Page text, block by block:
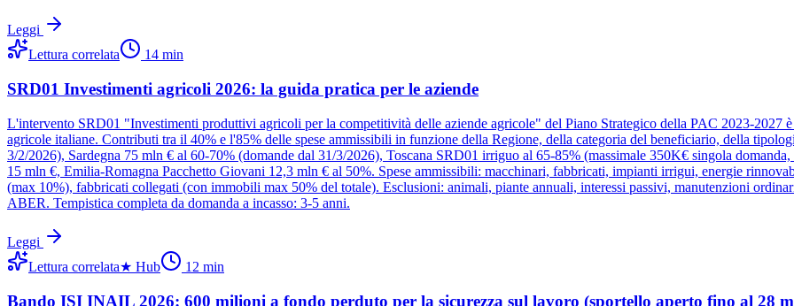
Leggi
Lettura correlata
14 min
SRD01 Investimenti agricoli 2026: la guida pratica per le aziende
L'intervento SRD01 "Investimenti produttivi agricoli per la competitività delle aziende agricole" del Piano Strategico della PAC 2023-2027
agricole italiane. Contributi tra il 40% e l'85% delle spese ammissibili in funzione della Regione, della categoria del beneficiario, della
3/2/2026), Sardegna 75 mln € al 60-70% (domande dal 31/3/2026), Toscana SRD01 irriguo al 65-85% (massimale 350K€ singola
15 mln €, Emilia-Romagna Pacchetto Giovani 12,3 mln € al 50%. Spese ammissibili: macchinari, fabbricati, impianti irrigui, energie
(max 10%), fabbricati collegati (con immobili max 50% del totale). Esclusioni: animali, piante annuali, interessi passivi, manutenzioni
ABER. Tempistica completa da domanda a incasso: 3-5 anni.
Leggi
Lettura correlata★ Hub 12 min
Bando ISI INAIL 2026: 600 milioni a fondo perduto per la sicurezza sul lavoro (sportello aperto fino al 28